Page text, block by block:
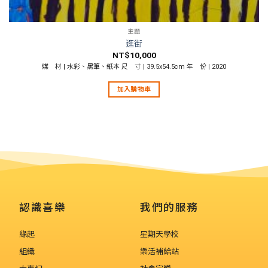
主題
逛街
NT$10,000
媒 材 | 水彩、黑筆、紙本 尺 寸 | 39.5x54.5cm 年 份 | 2020
加入購物車
認識喜樂
緣起
組織
我們的服務
星期天學校
樂活補給站